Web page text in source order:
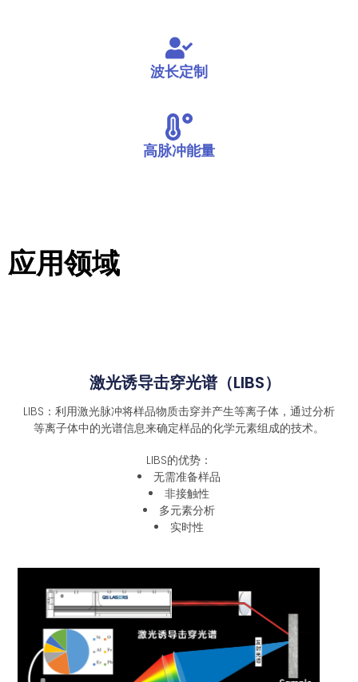
波长定制
高脉冲能量
应用领域
激光诱导击穿光谱（LIBS）
LIBS：利用激光脉冲将样品物质击穿并产生等离子体，通过分析
等离子体中的光谱信息来确定样品的化学元素组成的技术。
LIBS的优势：
无需准备样品
非接触性
多元素分析
实时性